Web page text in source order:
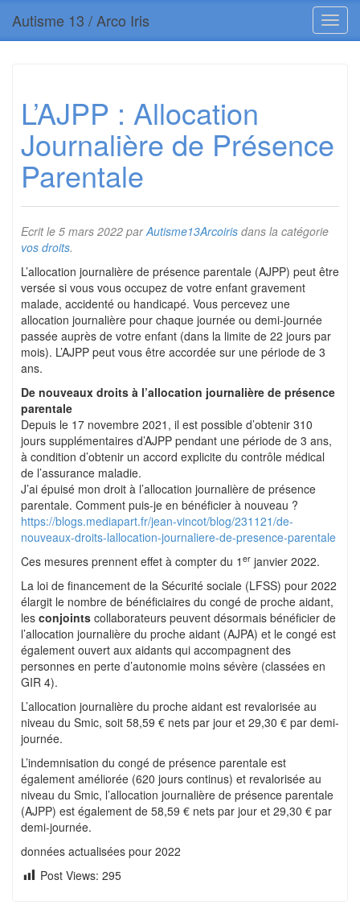
Autisme 13 / Arco Iris
L’AJPP : Allocation
Journalière de Présence
Parentale
Ecrit le 5 mars 2022 parAutisme13Arcoiris dans la catégorie
vos droits.
L’allocation journalière de présence parentale (AJPP) peut être
versée si vous vous occupez de votre enfant gravement
malade, accidenté ou handicapé. Vous percevez une
allocation journalière pour chaque journée ou demi-journée
passée auprès de votre enfant (dans la limite de 22 jours par
mois). L’AJPP peut vous être accordée sur une période de 3
ans.
De nouveaux droits à l’allocation journalière de présence
parentale
Depuis le 17 novembre 2021, il est possible d’obtenir 310
jours supplémentaires d’AJPP pendant une période de 3 ans,
à condition d’obtenir un accord explicite du contrôle médical
de l’assurance maladie.
J’ai épuisé mon droit à l’allocation journalière de présence
parentale. Comment puis-je en bénéficier à nouveau ?
https://blogs.mediapart.fr/jean-vincot/blog/231121/de-
nouveaux-droits-lallocation-journaliere-de-presence-parentale
Ces mesures prennent effet à compter du 1 er janvier 2022.
La loi de financement de la Sécurité sociale (LFSS) pour 2022
élargit le nombre de bénéficiaires du congé de proche aidant,
les conjoints collaborateurs peuvent désormais bénéficier de
l’allocation journalière du proche aidant (AJPA) et le congé est
également ouvert aux aidants qui accompagnent des
personnes en perte d’autonomie moins sévère (classées en
GIR 4).
L’allocation journalière du proche aidant est revalorisée au
niveau du Smic, soit 58,59 € nets par jour et 29,30 € par demi-
journée.
L’indemnisation du congé de présence parentale est
également améliorée (620 jours continus) et revalorisée au
niveau du Smic, l’allocation journalière de présence parentale
(AJPP) est également de 58,59 € nets par jour et 29,30 € par
demi-journée.
données actualisées pour 2022
Post Views: 295